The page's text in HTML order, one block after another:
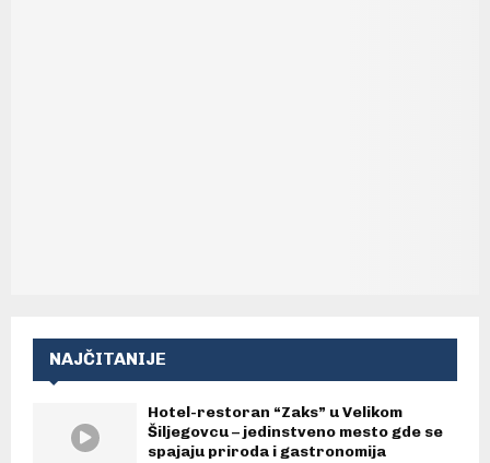
NAJČITANIJE
Hotel-restoran “Zaks” u Velikom
Šiljegovcu – jedinstveno mesto gde se
spajaju priroda i gastronomija